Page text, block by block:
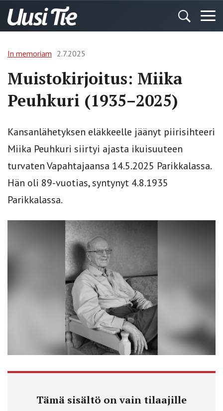
In memoriam 2.7.2025
Muistokirjoitus: Miika
Peuhkuri (1935–2025)
Kansanlähetyksen eläkkeelle jäänyt piirisihteeri
Miika Peuhkuri siirtyi ajasta ikuisuuteen
turvaten Vapahtajaansa 14.5.2025 Parikkalassa.
Hän oli 89-vuotias, syntynyt 4.8.1935
Parikkalassa.
Tämä sisältö on vain tilaajille